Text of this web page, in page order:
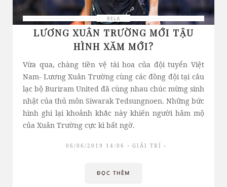
BELA
LƯƠNG XUÂN TRƯỜNG MỚI TẬU
HÌNH XĂM MỚI?
Vừa qua, chàng tiền vệ tài hoa của đội tuyển Việt
Nam- Lương Xuân Trường cùng các đồng đội tại câu
lạc bộ Buriram United đã cùng nhau chúc mừng sinh
nhật của thủ môn Siwarak Tedsungnoen. Những bức
hình ghi lại khoảnh khắc này khiến người hâm mộ
của Xuân Trường cực kì bất ngờ.
06/06/2019 14:06 GIẢI TRÍ
ĐỌC THÊM